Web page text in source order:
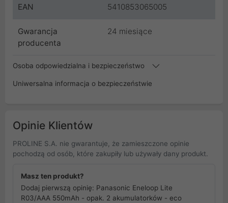
EAN 5410853065005
Gwarancja
producenta
24 miesiące
Osoba odpowiedzialna i bezpieczeństwo
Uniwersalna informacja o bezpieczeństwie
Opinie Klientów
PROLINE S.A. nie gwarantuje, że zamieszczone opinie
pochodzą od osób, które zakupiły lub używały dany produkt.
Masz ten produkt?
Dodaj pierwszą opinię: Panasonic Eneloop Lite
R03/AAA 550mAh - opak. 2 akumulatorków - eco